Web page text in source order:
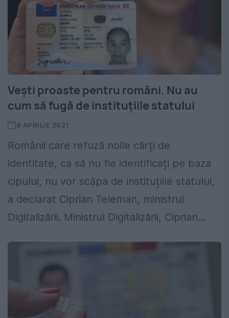
Vești proaste pentru români. Nu au
cum să fugă de instituțiile statului
8 APRILIE 2021
Românii care refuză noile cărți de
identitate, ca să nu fie identificați pe baza
cipului, nu vor scăpa de instituțiile statului,
a declarat Ciprian Teleman, ministrul
Digitalizării. Ministrul Digitalizării, Ciprian...